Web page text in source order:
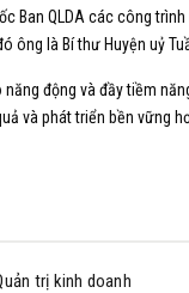
Ban QLDA các công
ông là Bí thư Huyện uỷ
động và đầy tiềm
và phát triển bền vững
trị kinh doanh